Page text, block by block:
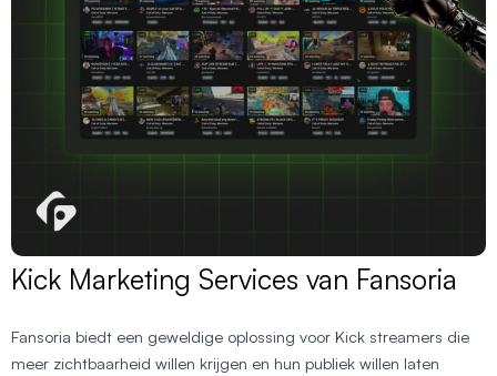
Kick Marketing Services van Fansoria
Fansoria biedt een geweldige oplossing voor Kick streamers die
meer zichtbaarheid willen krijgen en hun publiek willen laten